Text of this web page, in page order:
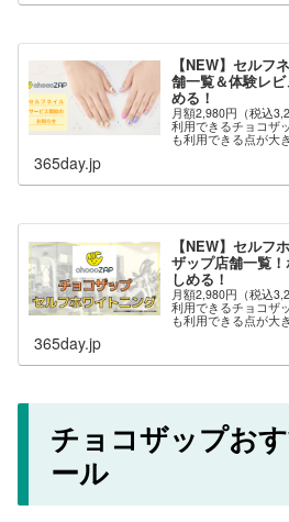
【NEW】セルフ
舗一覧＆体験レ
める！
月額2,980円（税込
利用できるチョコザ
も利用できる点が大
365day.jp
【NEW】セルフ
ザップ店舗一覧
しめる！
月額2,980円（税込
利用できるチョコザ
も利用できる点が大
では「セルフホワイ
分でホワイトニン
365day.jp
チョコザップお
ール